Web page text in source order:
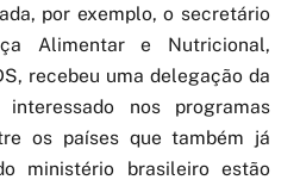
por exemplo, o secretário
Alimentar e Nutricional,
recebeu uma delegação da
nos programas
os países que também já
ministério brasileiro estão